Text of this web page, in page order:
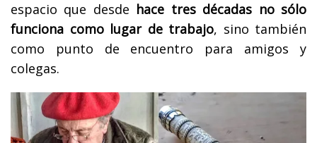
espacio que desde hace tres décadas no sólo
funciona como lugar de trabajo, sino también
como punto de encuentro para amigos y
colegas.